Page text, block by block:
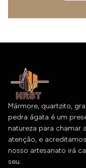
Mármore, quartzito,
pedra ágata é um
natureza para chamar a
atenção, e
nosso artesanato irá
seu.